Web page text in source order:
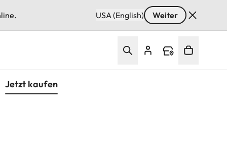
USA (English) Weiter
Jetzt kaufen